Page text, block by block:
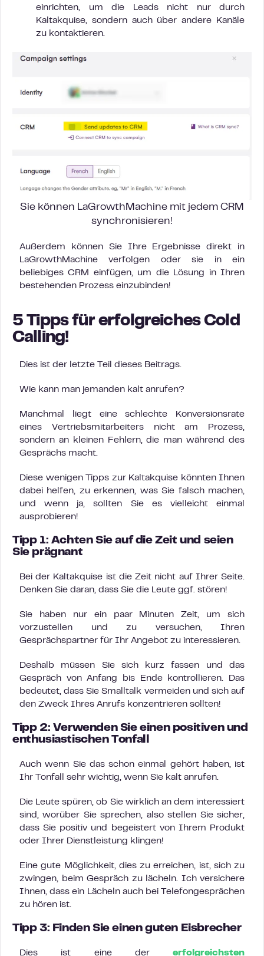
einrichten, um die Leads nicht nur durch
Kaltakquise, sondern auch über andere Kanäle
zu kontaktieren.
Sie können LaGrowthMachine mit jedem CRM
synchronisieren!
Außerdem können Sie Ihre Ergebnisse direkt in
LaGrowthMachine verfolgen oder sie in ein
beliebiges CRM einfügen, um die Lösung in Ihren
bestehenden Prozess einzubinden!
5 Tipps für erfolgreiches Cold
Calling!
Dies ist der letzte Teil dieses Beitrags.
Wie kann man jemanden kalt anrufen?
Manchmal liegt eine schlechte Konversionsrate
eines Vertriebsmitarbeiters nicht am Prozess,
sondern an kleinen Fehlern, die man während des
Gesprächs macht.
Diese wenigen Tipps zur Kaltakquise könnten Ihnen
dabei helfen, zu erkennen, was Sie falsch machen,
und wenn ja, sollten Sie es vielleicht einmal
ausprobieren!
Tipp 1: Achten Sie auf die Zeit und seien
Sie prägnant
Bei der Kaltakquise ist die Zeit nicht auf Ihrer Seite.
Denken Sie daran, dass Sie die Leute ggf. stören!
Sie haben nur ein paar Minuten Zeit, um sich
vorzustellen und zu versuchen, Ihren
Gesprächspartner für Ihr Angebot zu interessieren.
Deshalb müssen Sie sich kurz fassen und das
Gespräch von Anfang bis Ende kontrollieren. Das
bedeutet, dass Sie Smalltalk vermeiden und sich auf
den Zweck Ihres Anrufs konzentrieren sollten!
Tipp 2: Verwenden Sie einen positiven und
enthusiastischen Tonfall
Auch wenn Sie das schon einmal gehört haben, ist
Ihr Tonfall sehr wichtig, wenn Sie kalt anrufen.
Die Leute spüren, ob Sie wirklich an dem interessiert
sind, worüber Sie sprechen, also stellen Sie sicher,
dass Sie positiv und begeistert von Ihrem Produkt
oder Ihrer Dienstleistung klingen!
Eine gute Möglichkeit, dies zu erreichen, ist, sich zu
zwingen, beim Gespräch zu lächeln. Ich versichere
Ihnen, dass ein Lächeln auch bei Telefongesprächen
zu hören ist.
Tipp 3: Finden Sie einen guten Eisbrecher
Dies ist eine der erfolgreichsten